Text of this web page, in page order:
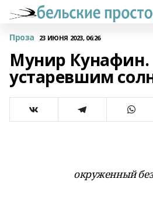
Проза 23 ИЮНЯ 2023, 06:26
Мунир
устаревшим
окруженный